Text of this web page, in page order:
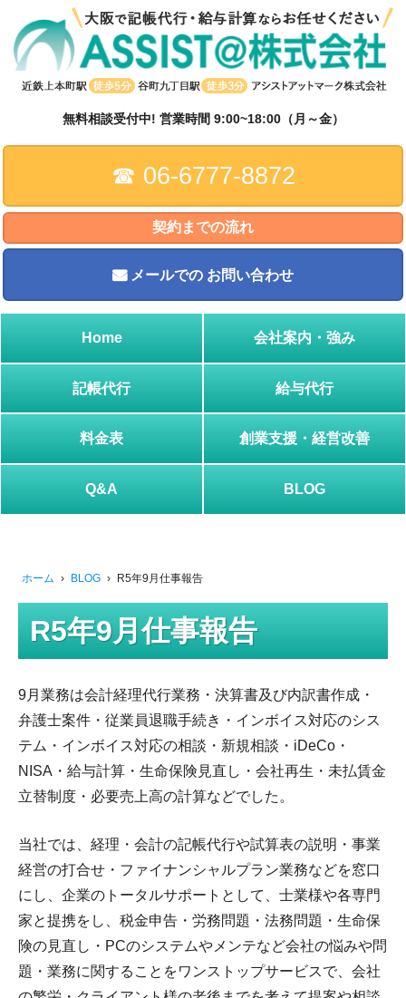
ス
キ
無料相談受付中! 営業時間 9:00~18:00（月～金）
☎︎ 06-6777-8872
契約までの流れ
メールでの お問い合わせ
Home 会社案内・強み
記帳代行 給与代行
料金表 創業支援・経営改善
Q&A BLOG
ホーム › BLOG › R5年9月仕事報告
R5年9月仕事報告
9月業務は会計経理代行業務・決算書及び内訳書作成・
弁護士案件・従業員退職手続き・インボイス対応のシス
テム・インボイス対応の相談・新規相談・iDeCo・
NISA・給与計算・生命保険見直し・会社再生・未払賃金
立替制度・必要売上高の計算などでした。
当社では、経理・会計の記帳代行や試算表の説明・事業
経営の打合せ・ファイナンシャルプラン業務などを窓口
にし、企業のトータルサポートとして、士業様や各専門
家と提携をし、税金申告・労務問題・法務問題・生命保
険の見直し・PCのシステムやメンテなど会社の悩みや問
題・業務に関することをワンストップサービスで、会社